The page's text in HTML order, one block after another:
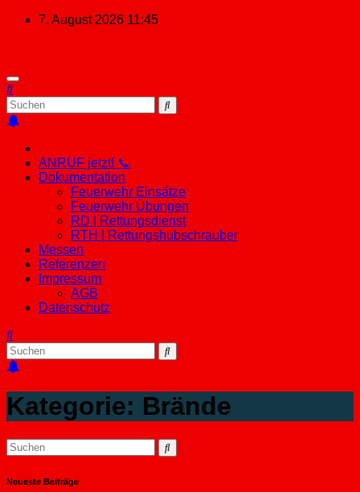
Zum
7. August 2026 11:45
ANRUF jetzt! 📞
Dokumentation
Feuerwehr Einsätze
Feuerwehr Übungen
RD | Rettungsdienst
RTH | Rettungshubschrauber
Messen
Referenzen
Impressum
AGB
Datenschutz
Kategorie: Brände
Neueste Beiträge